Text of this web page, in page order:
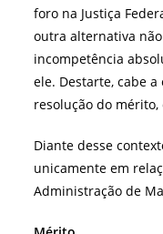
foro na Justiça
outra alternativa
incompetência
ele. Destarte, cabe
resolução do mérito,
Diante desse
unicamente em
Administração de